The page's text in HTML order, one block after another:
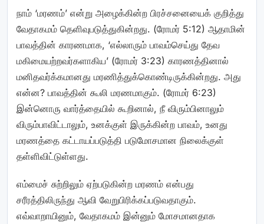
நாம் ‘மரணம்’ என்று அழைக்கின்ற பிரச்சனையைக் குறித்து
வேதாகமம் தெளிவுபடுத்துகின்றது. (ரோமர் 5:12) ஆதாமின்
பாவத்தின் காரணமாக, ‘எல்லாரும் பாவம்செய்து தேவ
மகிமையற்றவர்களாகிய’ (ரோமர் 3:23) காரணத்தினால்
மனிதவர்க்கமானது மரணித்துக்கொண்டிருக்கின்றது. அது
என்ன? பாவத்தின் கூலி மரணமாகும். (ரோமர் 6:23)
இன்னொரு வார்த்தையில் கூறினால், நீ விரும்பினாலும்
விரும்பாவிட்டாலும், உனக்குள் இருக்கின்ற பாவம், உனது
மரணத்தை கட்டாயப்படுத்தி படுமோசமான நிலைக்குள்
தள்ளிவிட்டுள்ளது.
எம்மைச் சுற்றிலும் ஏற்படுகின்ற மரணம் என்பது
சரீரத்திலிருந்து ஆவி வேறுபிரிக்கப்படுவதாகும்.
எவ்வாறாயினும், வேதாகமம் இன்னும் மோசமானதாக